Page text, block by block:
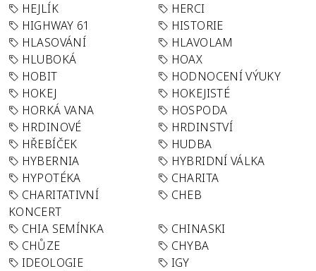
HEJLÍK
HERCI
HIGHWAY 61
HISTORIE
HLASOVÁNÍ
HLAVOLAM
HLUBOKÁ
HOAX
HOBIT
HODNOCENÍ VÝUKY
HOKEJ
HOKEJISTÉ
HORKÁ VANA
HOSPODA
HRDINOVÉ
HRDINSTVÍ
HŘEBÍČEK
HUDBA
HYBERNIA
HYBRIDNÍ VÁLKA
HYPOTÉKA
CHARITA
CHARITATIVNÍ
KONCERT
CHEB
CHIA SEMÍNKA
CHINASKI
CHŮZE
CHYBA
IDEOLOGIE
IGY